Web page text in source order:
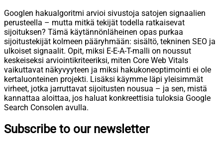
Googlen hakualgoritmi arvioi sivustoja satojen signaalien
perusteella – mutta mitkä tekijät todella ratkaisevat
sijoituksen? Tämä käytännönläheinen opas purkaa
sijoitustekijät kolmeen pääryhmään: sisältö, tekninen SEO ja
ulkoiset signaalit. Opit, miksi E-E-A-T-malli on noussut
keskeiseksi arviointikriteeriksi, miten Core Web Vitals
vaikuttavat näkyvyyteen ja miksi hakukoneoptimointi ei ole
kertaluonteinen projekti. Lisäksi käymme läpi yleisimmät
virheet, jotka jarruttavat sijoitusten nousua – ja sen, mistä
kannattaa aloittaa, jos haluat konkreettisia tuloksia Google
Search Consolen avulla.
Subscribe to our newsletter